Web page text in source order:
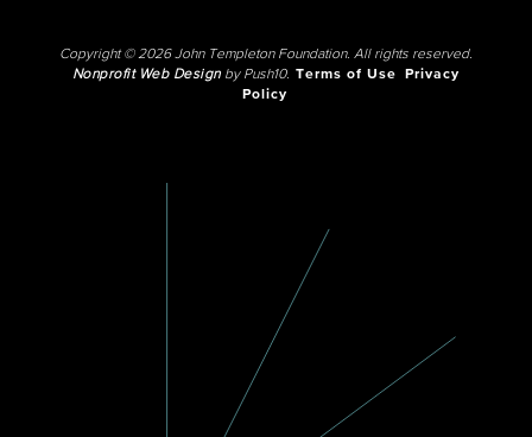
Copyright © 2026 John Templeton Foundation. All rights reserved.
Nonprofit Web Designby Push10. Terms of Use
Privacy
Policy